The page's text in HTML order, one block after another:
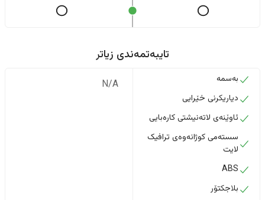
تایبەتمەندی زیاتر
بەسمە
دیاریکرنی خێرایی
ئاوێنەی لاتەنیشتی کارەبایی
سستەمی کوژانەوەی ترافیک
لایت
ABS
بلاجکتۆر
N/A